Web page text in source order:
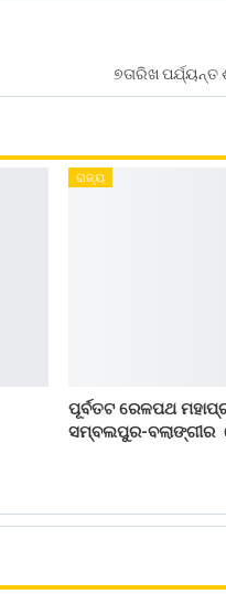
୭ତାରିଖ ପର୍ଯ୍ୟନ୍ତ
ରାଜ୍ୟ
ପୂର୍ବତଟ ରେଳପଥ
ସମ୍ବଲପୁର-ବଲାଙ୍ଗୀର